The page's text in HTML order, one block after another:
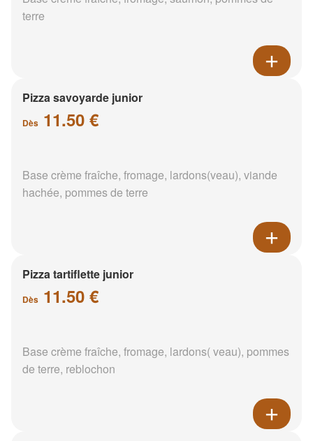
terre
Pizza savoyarde junior
Dès 11.50 €
Base crème fraîche, fromage, lardons(veau), viande
hachée, pommes de terre
Pizza tartiflette junior
Dès 11.50 €
Base crème fraîche, fromage, lardons( veau), pommes
de terre, reblochon